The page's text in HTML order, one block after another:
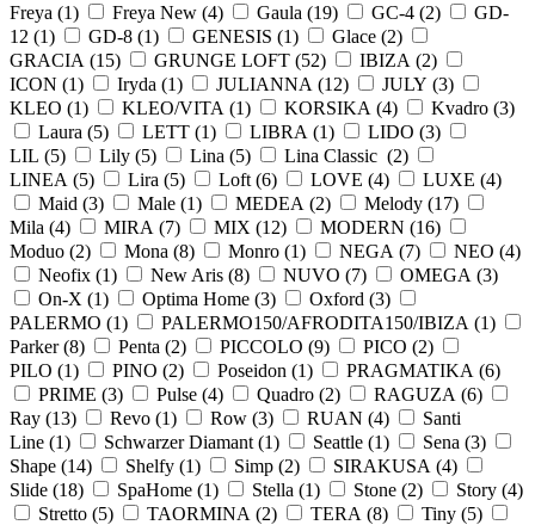
Freya (1) Freya New (4) Gaula (19) GC-4 (2)
GD-
12 (1) GD-8 (1) GENESIS (1) Glace (2)
GRACIA (15) GRUNGE LOFT (52) IBIZA (2)
ICON (1) Iryda (1) JULIANNA (12) JULY (3)
KLEO (1) KLEO/VITA (1) KORSIKA (4) Kvadro (3)
Laura (5) LETT (1) LIBRA (1) LIDO (3)
LIL (5) Lily (5) Lina (5) Lina Classic (2)
LINEA (5) Lira (5) Loft (6) LOVE (4) LUXE (4)
Maid (3) Male (1) MEDEA (2) Melody (17)
Mila (4) MIRA (7) MIX (12) MODERN (16)
Moduo (2) Mona (8) Monro (1) NEGA (7) NEO (4)
Neofix (1) New Aris (8) NUVO (7) OMEGA (3)
On-X (1) Optima Home (3) Oxford (3)
PALERMO (1) PALERMO150/AFRODITA150/IBIZA (1)
Parker (8) Penta (2) PICCOLO (9) PICO (2)
PILO (1) PINO (2) Poseidon (1) PRAGMATIKA (6)
PRIME (3) Pulse (4) Quadro (2) RAGUZA (6)
Ray (13) Revo (1) Row (3) RUAN (4)
Santi
Line (1) Schwarzer Diamant (1) Seattle (1) Sena (3)
Shape (14) Shelfy (1) Simp (2) SIRAKUSA (4)
Slide (18) SpaHome (1) Stella (1) Stone (2) Story (4)
Stretto (5) TAORMINA (2) TERA (8) Tiny (5)